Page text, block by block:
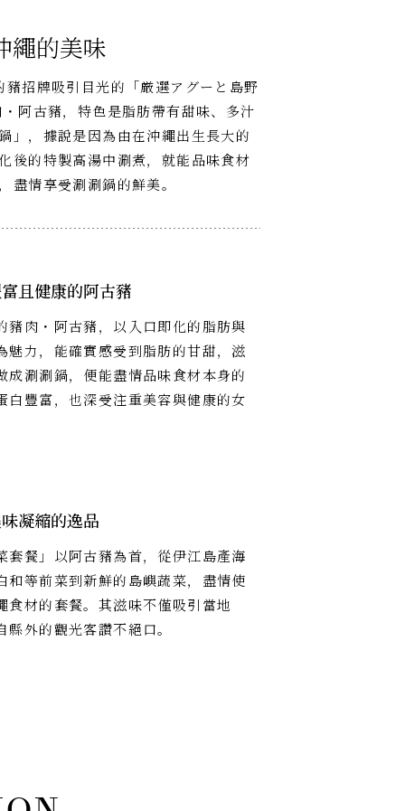
繩的美味
招牌吸引目光的「厳選アグーと島野
阿古豬，特色是脂肪帶有甜味、多汁
」，據說是因為由在沖繩出生長大的
後的特製高湯中涮煮，就能品味食材
情享受涮涮鍋的鮮美。
且健康的阿古豬
豬肉・阿古豬，以入口即化的脂肪與
魅力，能確實感受到脂肪的甘甜，滋
成涮涮鍋，便能盡情品味食材本身的
白豐富，也深受注重美容與健康的女
凝縮的逸品
套餐」以阿古豬為首，從伊江島產海
和等前菜到新鮮的島嶼蔬菜，盡情使
食材的套餐。其滋味不僅吸引當地
縣外的觀光客讚不絕口。